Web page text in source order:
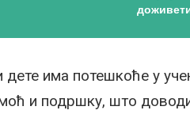
дете има потешкоће у
и подршку, што